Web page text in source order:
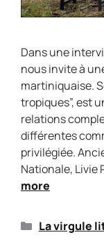
Dans une
nous invite à
martiniquaise.
tropiques”, est
relations
différentes
privilégiée.
Nationale, Livie
more
La virgule